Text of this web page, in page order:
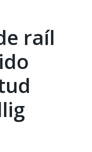
raíl